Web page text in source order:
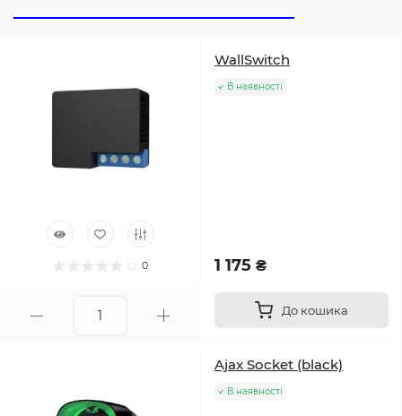
0
WallSwitch
В наявності
1 175 ₴
До кошика
Ajax Socket (black)
В наявності